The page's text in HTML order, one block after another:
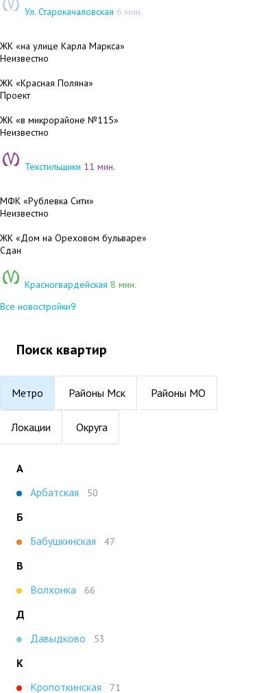
Ул. Старокачаловская 6 мин.
ЖК «на улице Карла Маркса»
Неизвестно
ЖК «Красная Поляна»
Проект
ЖК «в микрорайоне №115»
Неизвестно
Текстильщики 11 мин.
МФК «Рублевка Сити»
Неизвестно
ЖК «Дом на Ореховом бульваре»
Сдан
Красногвардейская 8 мин.
Все новостройки9
Поиск квартир
Метро Районы Мск Районы МО
Локации Округа
А
Арбатская
50
Б
Бабушкинская
47
В
Волхонка
66
Д
Давыдково
53
К
Кропоткинская
71